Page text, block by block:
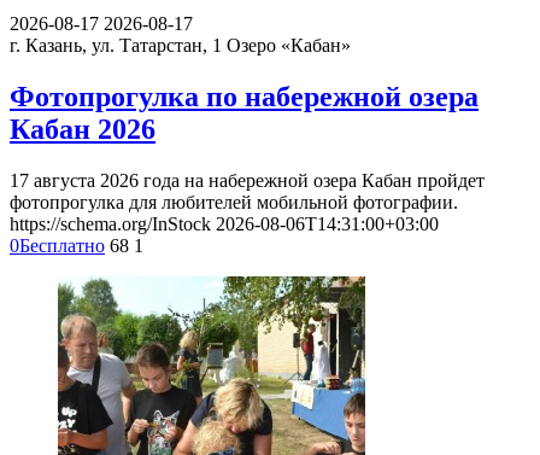
2026-08-17 2026-08-17
г. Казань, ул. Татарстан, 1 Озеро «Кабан»
Фотопрогулка по набережной озера
Кабан 2026
17 августа 2026 года на набережной озера Кабан пройдет
фотопрогулка для любителей мобильной фотографии.
https://schema.org/InStock 2026-08-06T14:31:00+03:00
0Бесплатно 68 1